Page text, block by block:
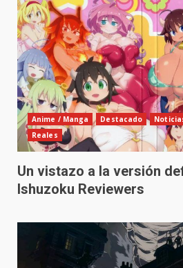
Anime / Manga Destacado
Reales
Un vistazo a la versión
Ishuzoku Reviewers